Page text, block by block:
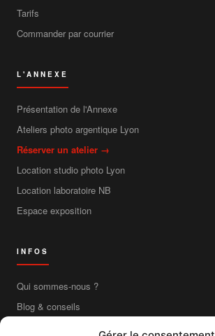
Tarifs
Commander par courrier
L'ANNEXE
Présentation de l'Annexe
Ateliers photo argentique Lyon
Réserver un atelier →
Location studio photo Lyon
Location laboratoire NB
Espace exposition
INFOS
Qui sommes-nous ?
Blog & conseils